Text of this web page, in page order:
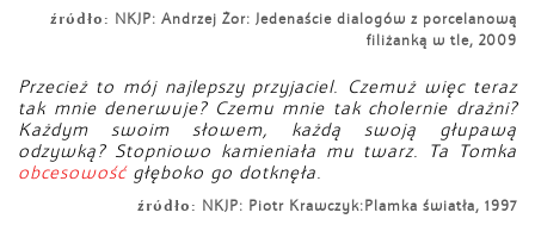
źródło: NKJP: Andrzej Żor: Jedenaście dialogów z porcelanową
filiżanką w tle, 2009
Przecież to mój najlepszy przyjaciel. Czemuż więc teraz
tak mnie denerwuje? Czemu mnie tak cholernie drażni?
Każdym swoim słowem, każdą swoją głupawą
odzywką? Stopniowo kamieniała mu twarz. Ta Tomka
obcesowośćgłęboko go dotknęła.
źródło: NKJP: Piotr Krawczyk:Plamka światła, 1997